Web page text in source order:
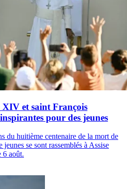
et saint François
pour des jeunes
du huitième centenaire de la mort de
se sont rassemblés à Assise
6 août.